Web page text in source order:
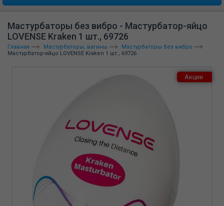
Мастурбаторы без вибро - Мастурбатор-яйцо
LOVENSE Kraken 1 шт., 69726
Главная Мастурбаторы, вагины
Мастурбаторы без вибро
Мастурбатор-яйцо LOVENSE Kraken 1 шт., 69726
Акции